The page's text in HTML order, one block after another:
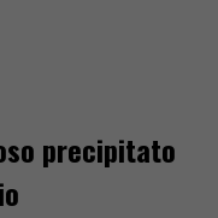
precipitato